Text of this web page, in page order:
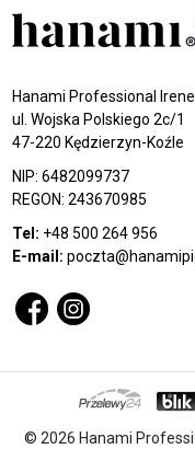
Hanami Professional
ul. Wojska Polskiego 2c/1
47-220 Kędzierzyn-Koźle
NIP: 6482099737
REGON: 243670985
Tel: +48 500 264 956
E-mail:
© 2026 Hanami